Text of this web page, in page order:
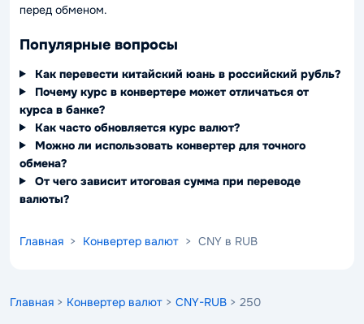
перед обменом.
Популярные вопросы
Как перевести китайский юань в российский рубль?
Почему курс в конвертере может отличаться от
курса в банке?
Как часто обновляется курс валют?
Можно ли использовать конвертер для точного
обмена?
От чего зависит итоговая сумма при переводе
валюты?
Главная > Конвертер валют > CNY в RUB
Главная > Конвертер валют > CNY-RUB > 250